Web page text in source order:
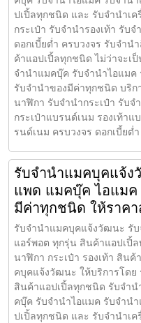
ปเปิ้ลทุกชนิด และ รับจำนำเ
กระเป๋า รับจำนำรองเท้า รับ
ดอกเบี้ยต่ำ ครบวงจร รับจำ
ค้าแอปเปิ้ลทุกชนิด ไม่ว่าจะเ
จำนำแมคบุ๊ค รับจำนำไอแมค
รับจำนำของมีค่าทุกชนิด บริก
นาฬิกา รับจำนำกระเป๋า รับจ
กระเป๋าแบรนด์เนม รองเท้า
รนด์เนม ครบวงจร ดอกเบี้ยต่ำ
รับจำนำแมคบุคแจ้ง
แพด แมคบุ๊ค ไอแมค
มีค่าทุกชนิด ให้ราคา
รับจำนำแมคบุคแจ้งวัฒนะ รั
แอร์พอต ทุกรุ่น สินค้าแอปเปิ้
นาฬิกา กระเป๋า รองเท้า สิน
คบุคแจ้งวัฒนะ ให้บริการโดย
สินค้าแอปเปิ้ลทุกชนิด รับจำ
คบุ๊ค รับจำนำไอแมค รับจำน
ปเปิ้ลทุกชนิด และ รับจำนำเ